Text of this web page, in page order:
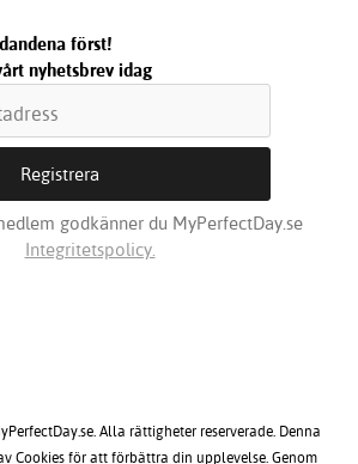
först!
nyhetsbrev idag
godkänner du MyPerfectDay.se
Integritetspolicy.
Alla rättigheter reserverade. Denna
Cookies för att förbättra din upplevelse. Genom